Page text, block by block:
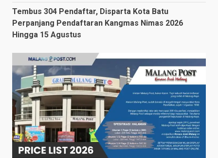
Tembus 304 Pendaftar, Disparta Kota Batu
Perpanjang Pendaftaran Kangmas Nimas 2026
Hingga 15 Agustus